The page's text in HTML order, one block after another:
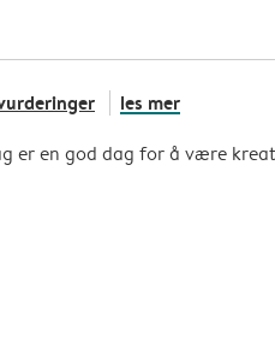
les mer
er en god dag for å være